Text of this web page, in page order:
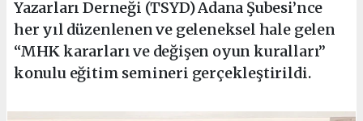
Yazarları Derneği (TSYD) Adana Şubesi’nce
her yıl düzenlenen ve geleneksel hale gelen
“MHK kararları ve değişen oyun kuralları”
konulu eğitim semineri gerçekleştirildi.